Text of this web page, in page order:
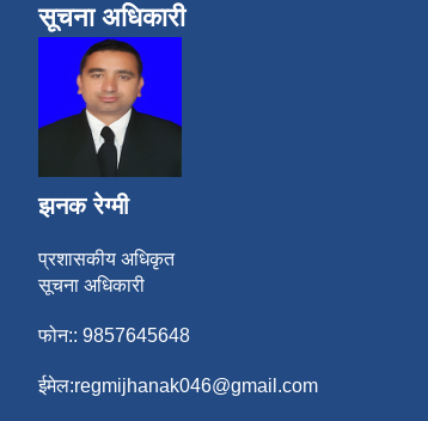
सूचना अधिकारी
झनक रेग्मी
प्रशासकीय अधिकृत
सूचना अधिकारी
फोन:: 9857645648
ईमेल:regmijhanak046@gmail.com